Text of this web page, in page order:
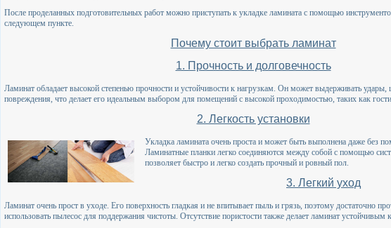
После проделанных подготовительных работ можно приступать к укладке ламината с помощью
следующем пункте.
Почему стоит выбрать ламинат
1. Прочность и долговечность
Ламинат обладает высокой степенью прочности и устойчивости к нагрузкам. Он может выдерживать удары,
повреждения, что делает его идеальным выбором для помещений с высокой проходимостью, таких как
2. Легкость установки
Укладка ламината очень проста и может быть выполнена даже без
Ламинатные планки легко соединяются между собой с помощью
позволяет быстро и легко создать прочный и ровный пол.
3. Легкий уход
Ламинат очень прост в уходе. Его поверхность гладкая и не впитывает пыль и грязь, поэтому достаточно
использовать пылесос для поддержания чистоты. Отсутствие пористости также делает ламинат устойчивым